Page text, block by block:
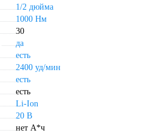
1/2 дюйма
1000 Нм
30
да
есть
2400 уд/мин
есть
есть
Li-Ion
20 В
нет А*ч